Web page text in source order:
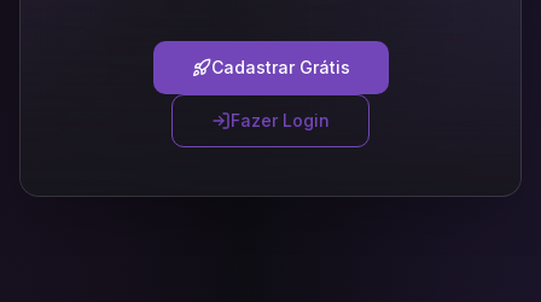
Cadastrar Grátis
Fazer Login